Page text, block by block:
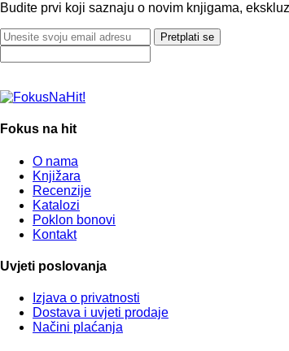
Budite prvi koji saznaju o novim knjigama,
Pretplati se
Fokus na hit
O nama
Knjižara
Recenzije
Katalozi
Poklon bonovi
Kontakt
Uvjeti poslovanja
Izjava o privatnosti
Dostava i uvjeti prodaje
Načini plaćanja